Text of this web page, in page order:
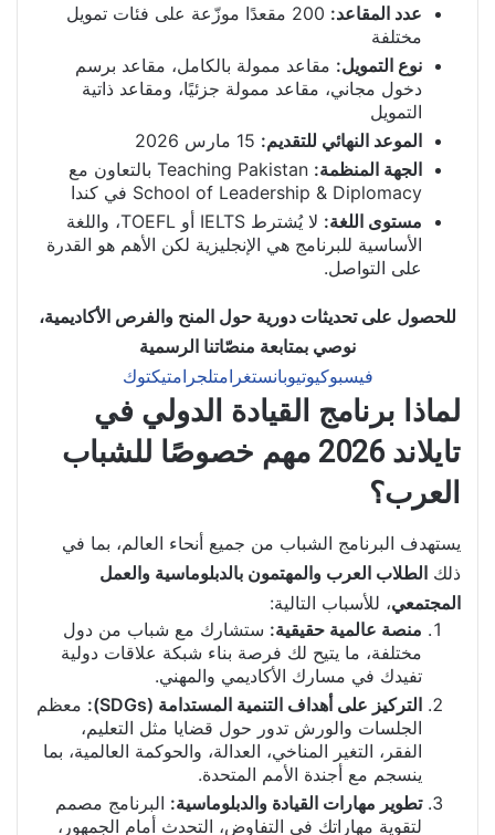
عدد المقاعد:
200 مقعدًا موزّعة على فئات تمويل
مختلفة
نوع التمويل: مقاعد ممولة بالكامل، مقاعد برسم
دخول مجاني، مقاعد ممولة جزئيًا، ومقاعد ذاتية
التمويل
الموعد النهائي للتقديم:
الجهة المنظمة:
Teaching Pakistan بالتعاون مع
School of Leadership & Diplomacy في كندا
مستوى اللغة:
لا يُشترط IELTS أو TOEFL، واللغة
الأساسية للبرنامج هي الإنجليزية لكن الأهم هو القدرة
على التواصل.
للحصول على تحديثات دورية حول المنح والفرص الأكاديمية،
نوصي بمتابعة منصّاتنا الرسمية
فيسبوكيوتيوبانستغرامتلجرامتيكتوك
لماذا برنامج القيادة الدولي في
تايلاند 2026 مهم خصوصًا للشباب
العرب؟
يستهدف البرنامج الشباب من جميع أنحاء العالم، بما في
ذلك الطلاب العرب والمهتمون بالدبلوماسية والعمل
المجتمعي، للأسباب التالية:
منصة عالمية حقيقية: ستشارك مع شباب من دول
مختلفة، ما يتيح لك فرصة بناء شبكة علاقات دولية
تفيدك في مسارك الأكاديمي والمهني.
التركيز على أهداف التنمية المستدامة (SDGs):
معظم
الجلسات والورش تدور حول قضايا مثل التعليم،
الفقر، التغير المناخي، العدالة، والحوكمة العالمية، بما
ينسجم مع أجندة الأمم المتحدة.
تطوير مهارات القيادة والدبلوماسية: البرنامج مصمم
لتقوية مهاراتك في التفاوض، التحدث أمام الجمهور،